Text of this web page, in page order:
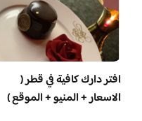
افتر دارك كافية في قطر (
الاسعار + المنيو + الموقع )